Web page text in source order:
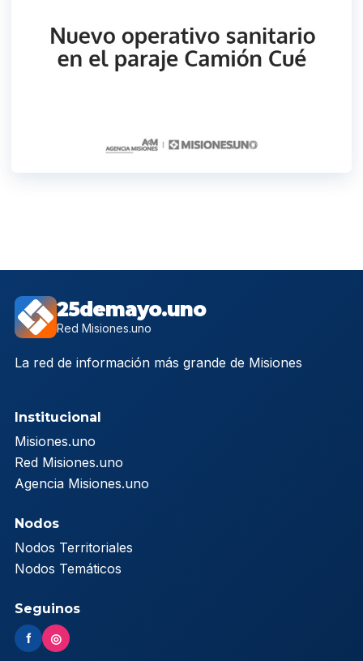
25demayo.uno
Red Misiones.uno
La red de información más grande de Misiones
Institucional
Misiones.uno
Red Misiones.uno
Agencia Misiones.uno
Nodos
Nodos Territoriales
Nodos Temáticos
Seguinos
f ◎